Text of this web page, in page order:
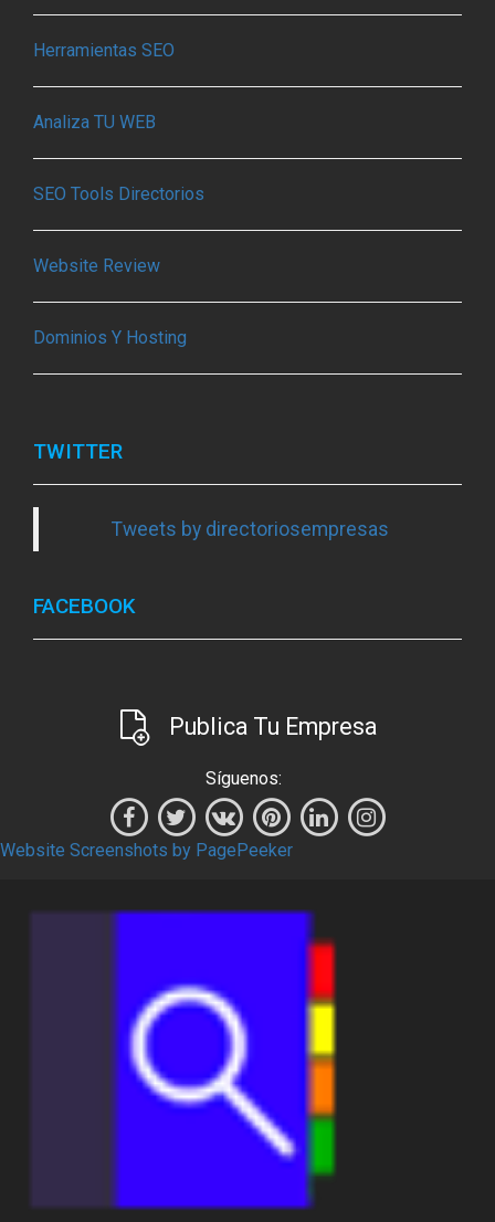
Herramientas SEO
Analiza TU WEB
SEO Tools Directorios
Website Review
Dominios Y Hosting
TWITTER
Tweets by directoriosempresas
FACEBOOK
Publica Tu Empresa
Síguenos:
Website Screenshots by PagePeeker